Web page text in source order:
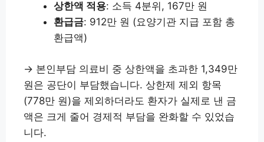
상한액 적용: 소득 4분위, 167만 원
환급금: 912만 원 (요양기관 지급 포함 총
환급액)
→ 본인부담 의료비 중 상한액을 초과한 1,349만
원은 공단이 부담했습니다. 상한제 제외 항목
(778만 원)을 제외하더라도 환자가 실제로 낸 금
액은 크게 줄어 경제적 부담을 완화할 수 있었습
니다.